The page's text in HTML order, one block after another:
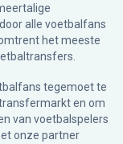
alle voetbalfans
het meeste
tegemoet te
en om
van voetbalspelers
onze partner